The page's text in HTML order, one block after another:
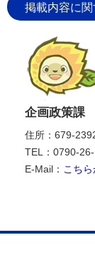
掲載内容に
企画政策課
住所：679-
TEL：0790-
E-Mail： こちら